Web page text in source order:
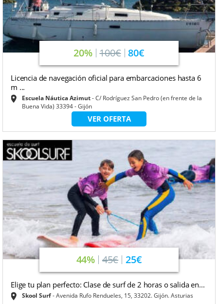
20% 100€ 80€
Licencia de navegación oficial para embarcaciones hasta 6
m ...
Escuela Náutica Azimut C/ Rodríguez San Pedro (en frente de la
Buena Vida) 33394 - Gijón
VER OFERTA
44% 45€ 25€
Elige tu plan perfecto: Clase de surf de 2 horas o salida en...
Skool Surf Avenida Rufo Rendueles, 15, 33202. Gijón. Asturias